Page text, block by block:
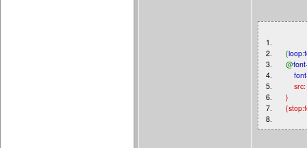
1.
2.
3.
4.
5.
6.
7.
8.
{loop:
@font
font
src:
}